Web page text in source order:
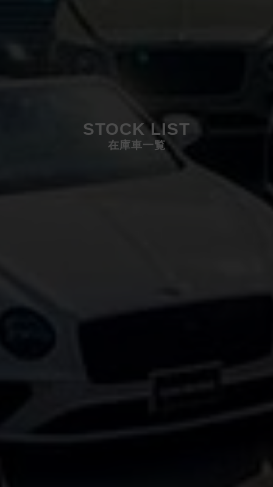
STOCK LIST
在庫車一覧